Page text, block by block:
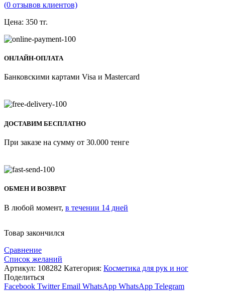
(0 отзывов клиентов)
Цена: 350 тг.
ОНЛАЙН-ОПЛАТА
Банковскими картами Visa и Mastercard
ДОСТАВИМ БЕСПЛАТНО
При заказе на сумму от 30.000 тенге
ОБМЕН И ВОЗВРАТ
В любой момент, в течении 14 дней
Товар закончился
Сравнение
Список желаний
Артикул: 108282 Категория: Косметика для рук и ног
Поделиться
Facebook Twitter Email WhatsApp WhatsApp Telegram